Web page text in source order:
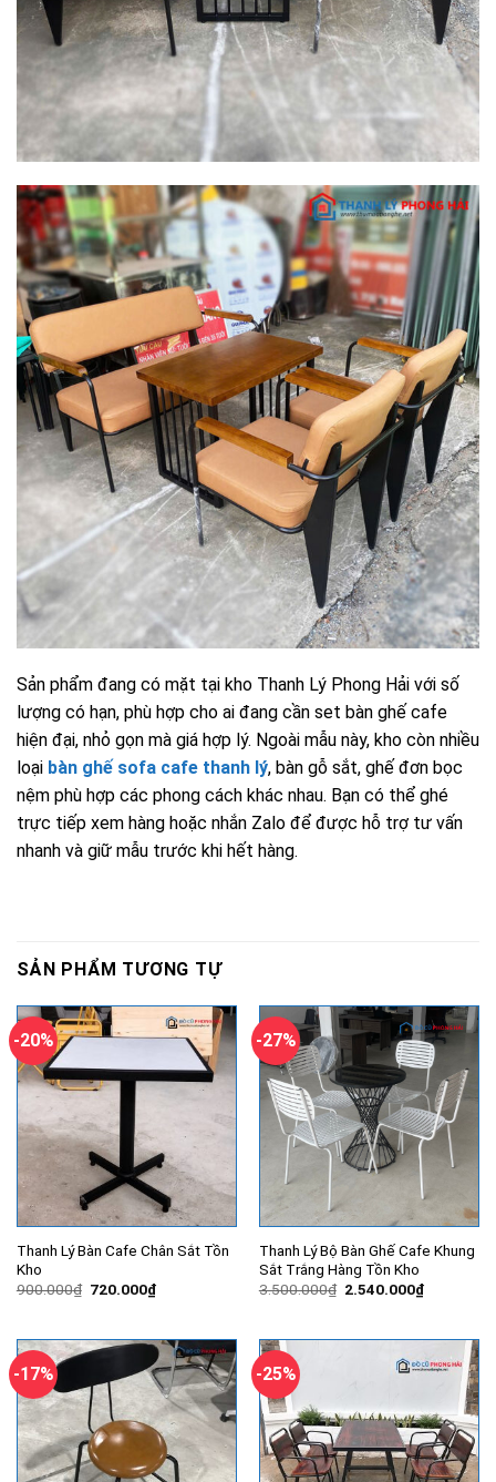
Sản phẩm đang có mặt tại kho Thanh Lý Phong Hải với số
lượng có hạn, phù hợp cho ai đang cần set bàn ghế cafe
hiện đại, nhỏ gọn mà giá hợp lý. Ngoài mẫu này, kho còn nhiều
loại bàn ghế sofa cafe thanh lý, bàn gỗ sắt, ghế đơn bọc
nệm phù hợp các phong cách khác nhau. Bạn có thể ghé
trực tiếp xem hàng hoặc nhắn Zalo để được hỗ trợ tư vấn
nhanh và giữ mẫu trước khi hết hàng.
SẢN PHẨM TƯƠNG TỰ
-20%
Thanh Lý Bàn Cafe Chân Sắt Tồn
Kho
900.000₫ Giá
720.000₫Giá
hiện
720.000₫.
-27%
Thanh Lý Bộ Bàn Ghế Cafe Khung
Sắt Trắng Hàng Tồn Kho
3.500.000₫ Giá
2.540.000₫Giá
hiện
-17% -25%